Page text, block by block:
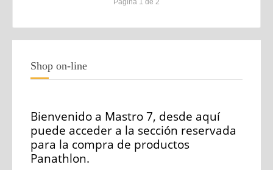
Página 1 de 2
Shop on-line
Bienvenido a Mastro 7, desde aquí
puede acceder a la sección reservada
para la compra de productos
Panathlon.